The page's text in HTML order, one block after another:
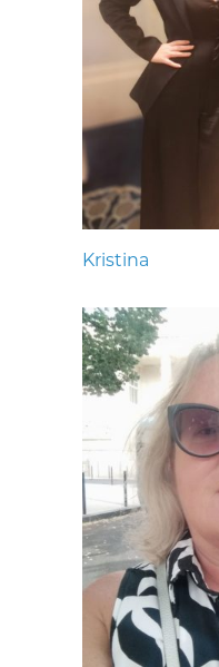
Kristina